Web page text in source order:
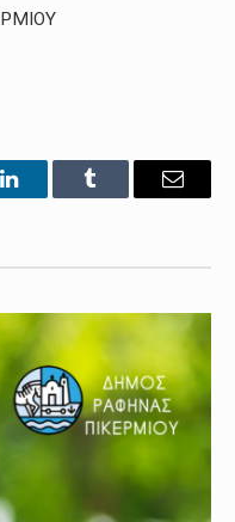
LinkedInTumblr Email